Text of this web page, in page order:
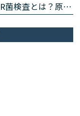
第2回：【名古屋・栄】歯周病のPCR菌検査とは？原因菌を見える化する4ステップを専門医が解説